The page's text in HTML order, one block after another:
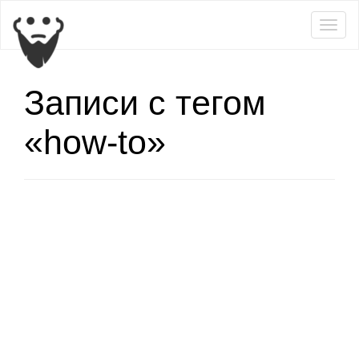
Записи с тегом
«how-to»